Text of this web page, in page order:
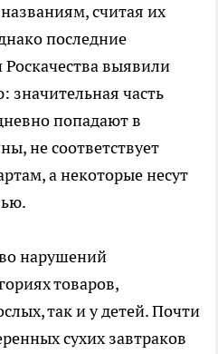
считая их
последние
выявили
часть
попадают в
не соответствует
а некоторые несут
нарушений
товаров,
так и у детей. Почти
сухих завтраков